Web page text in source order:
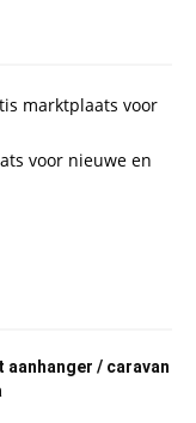
marktplaats voor
voor nieuwe en
aanhanger / caravan